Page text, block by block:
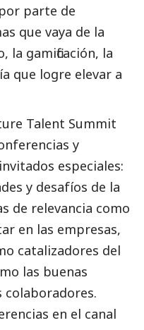
parte de
que vaya de la
la gamificación, la
que logre elevar a
Talent Summit
y
especiales:
y desafíos de la
de relevancia como
en las empresas,
catalizadores del
las buenas
colaboradores.
en el canal